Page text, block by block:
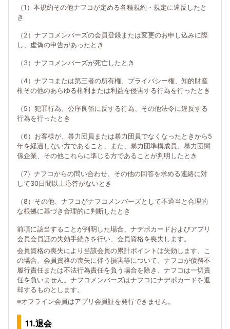
（1）本規約その他ナフコが定める各種規約・規定に違反したと
き
（2）ナフコメンバーズの会員登録または変更のお申し込みに際
し、虚偽の申告があったとき
（3）ナフコメンバーズが死亡したとき
（4）ナフコまたは第三者の所有権、プライバシー権、知的財産
権その他のあらゆる権利または利益を侵害する行為を行ったとき
（5）犯罪行為、公序良俗に反する行為、その他法令に違反する
行為を行ったとき
（6）お客様が、暴力団員または暴力団員でなくなったときから5
年を経過しない方であること、また、暴力団準構成員、暴力団関
係企業、その他これらに準じる方であることが判明したとき
（7）ナフコからの問い合わせ、その他の回答を求める連絡に対
して30日間以上応答がないとき
（8）その他、ナフコがナフコメンバーズとして不適当と合理的
な根拠に基づき合理的に判断したとき
前項に該当することが判明した場合、ナデポカードおよびアプリ
会員会員証の失効手続きを行い、会員資格を喪失します。
会員資格の喪失により当該会員の累計ポイントは失効します。こ
の場合、会員資格の喪失に伴う損害等について、ナフコが債務不
履行責任または不法行為責任を負う場合を除き、ナフコは一切責
任を負いません。ナフコメンバーズはナフコにナデポカードを返
却するものとします。
※オフライン会員はアプリ会員証を発行できません。
11.退会